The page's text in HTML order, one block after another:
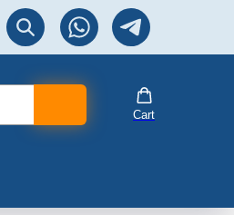
Перезвоните мне!
Cart